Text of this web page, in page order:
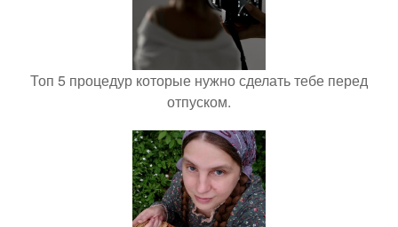
Топ 5 процедур которые нужно сделать тебе перед
отпуском.